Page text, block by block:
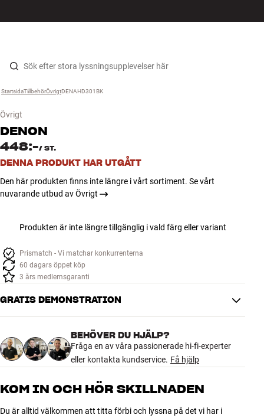
Hopp til innhold
Högtalare
Hörlurar
Surround
TV
Tillbehör
INSPIRATION
MÄRKEN
NYHETER
ERBJUDANDEN
Startsida ›
Tillbehör ›
Övrigt ›
DENAHD301BK
Övrigt
DENON
448:-/ ST.
DENNA PRODUKT HAR UTGÅTT
Den här produkten finns inte längre i vårt sortiment. Se vårt
nuvarande utbud av Övrigt
Produkten är inte längre tillgänglig i vald färg eller variant
Prismatch - Vi matchar konkurrenterna
60 dagars öppet köp
3 års medlemsgaranti
GRATIS DEMONSTRATION
BEHÖVER DU HJÄLP?
Fråga en av våra passionerade hi-fi-experter
eller kontakta kundservice. Få hjälp
KOM IN OCH HÖR SKILLNADEN
Du är alltid välkommen att titta förbi och lyssna på det vi har i